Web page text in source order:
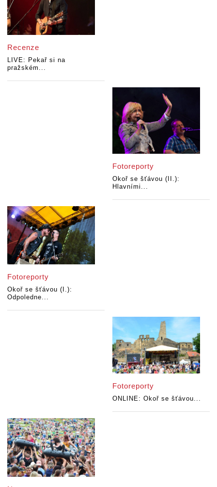
Recenze
LIVE: Pekař si na
pražském...
Fotoreporty
Okoř se šťávou (II.):
Hlavními...
Fotoreporty
Okoř se šťávou (I.):
Odpoledne...
Fotoreporty
ONLINE: Okoř se šťávou...